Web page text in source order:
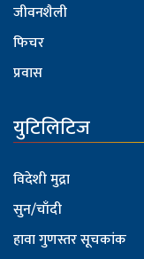
जीवनशैली
फिचर
प्रवास
युटिलिटिज
विदेशी मुद्रा
सुन/चाँदी
हावा गुणस्तर सूचकांक